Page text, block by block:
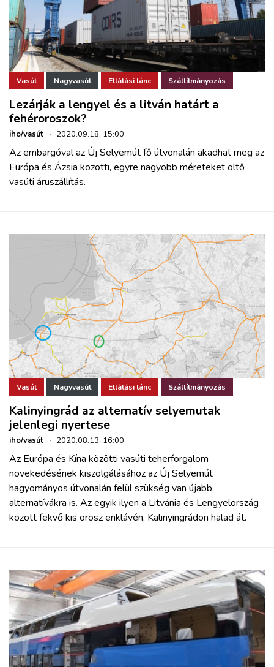
Vasút Nagyvasút Ellátási lánc Szállítmányozás
Lezárják a lengyel és a litván határt a
fehéroroszok?
iho/vasút · 2020.09.18. 15:00
Az embargóval az Új Selyemút fő útvonalán akadhat meg az
Európa és Ázsia közötti, egyre nagyobb méreteket öltő
vasúti áruszállítás.
Vasút Nagyvasút Ellátási lánc Szállítmányozás
Kalinyingrád az alternatív selyemutak
jelenlegi nyertese
iho/vasút · 2020.08.13. 16:00
Az Európa és Kína közötti vasúti teherforgalom
növekedésének kiszolgálásához az Új Selyemút
hagyományos útvonalán felül szükség van újabb
alternatívákra is. Az egyik ilyen a Litvánia és Lengyelország
között fekvő kis orosz enklávén, Kalinyingrádon halad át.